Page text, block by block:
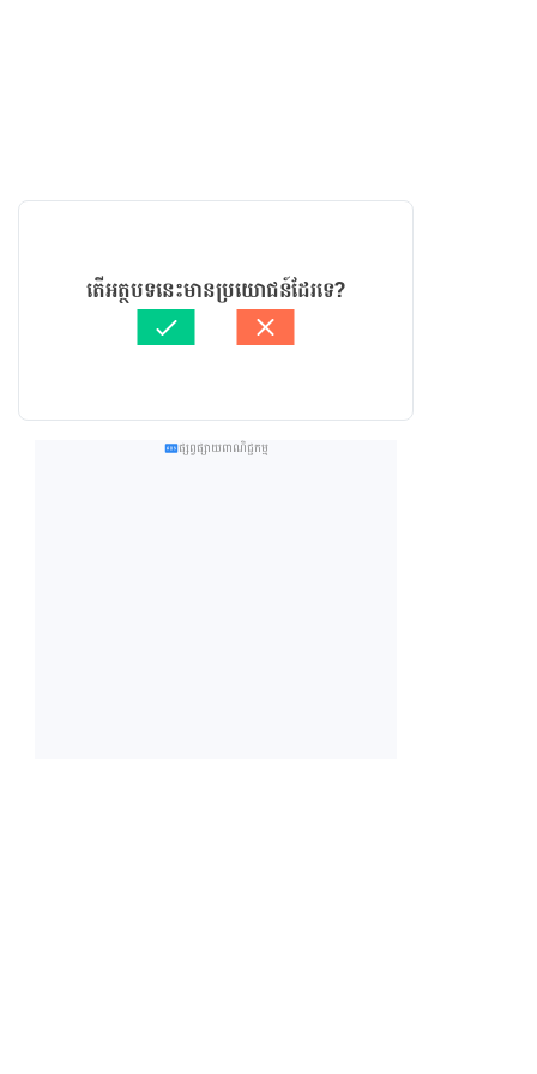
តើអត្ថបទនេះមានប្រយោជន៍ដែរទេ?
ផ្សព្វផ្សាយពាណិជ្ជកម្ម